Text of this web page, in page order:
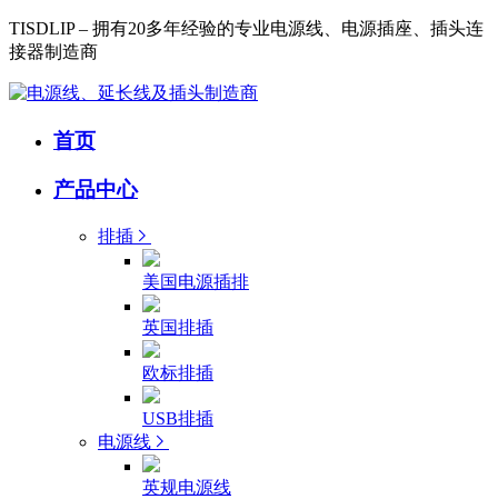
TISDLIP – 拥有20多年经验的专业电源线、电源插座、插头连
接器制造商
首页
产品中心
排插
美国电源插排
英国排插
欧标排插
USB排插
电源线
英规电源线